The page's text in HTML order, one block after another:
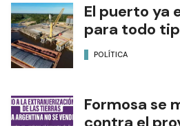
El puerto ya
para todo
POLÍTICA
Formosa se
contra el